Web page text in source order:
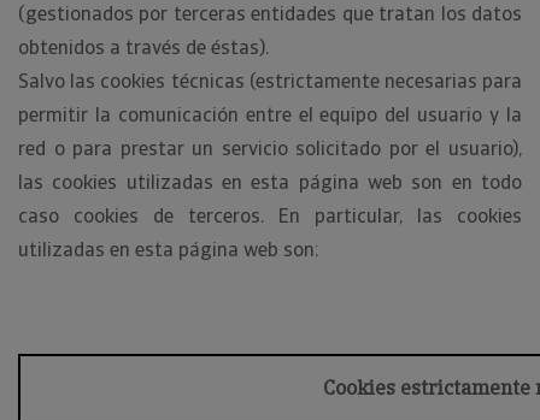
(gestionados por terceras entidades que tratan los datos
obtenidos a través de éstas).
Salvo las cookies técnicas (estrictamente necesarias para
permitir la comunicación entre el equipo del usuario y la
red o para prestar un servicio solicitado por el usuario),
las cookies utilizadas en esta página web son en todo
caso cookies de terceros. En particular, las cookies
utilizadas en esta página web son:
Cookies estrictamente